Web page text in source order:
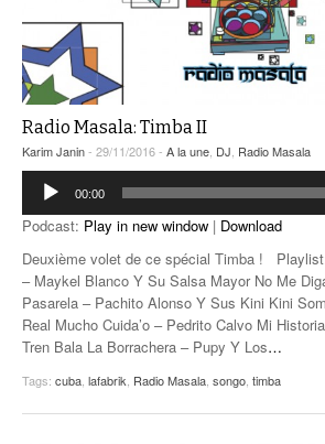
Radio Masala: Timba II
Karim Janin- 29/11/2016 - A la une DJ Radio Masala
Lecteur
audio
00:00
Podcast: Play in new window | Download
Deuxième volet de ce spécial Timba !
– Maykel Blanco Y Su Salsa Mayor No Me
Pasarela – Pachito Alonso Y Sus Kini Kini
Real Mucho Cuida’o – Pedrito Calvo Mi
Tren Bala La Borrachera – Pupy Y Los…
Tags: cuba lafabrik Radio Masala songo timba